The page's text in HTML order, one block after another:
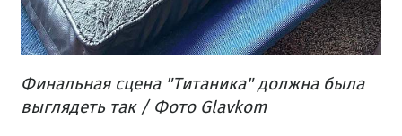
Финальная сцена "Титаника" должна была
выглядеть так/ Фото Glavkom